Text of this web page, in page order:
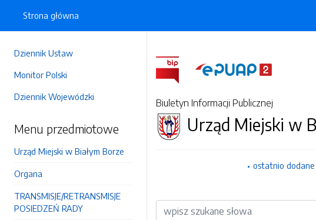
Dziennik Ustaw
Monitor Polski
Dziennik Wojewódzki
Menu przedmiotowe
Urząd Miejski w Białym Borze
Organa
TRANSMISJE/RETRANSMISJE
POSIEDZEŃ RADY
Strona główna
Biuletyn Informacji Publicznej
Urząd Miejski w
ostatnio dodane
Wyszukiwarka